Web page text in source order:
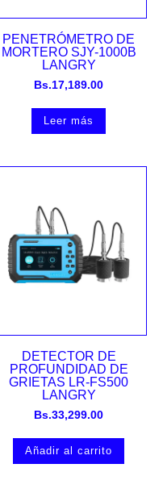
PENETRÓMETRO DE
MORTERO SJY-1000B
LANGRY
Bs.17,189.00
Leer más
DETECTOR DE
PROFUNDIDAD DE
GRIETAS LR-FS500
LANGRY
Bs.33,299.00
Añadir al carrito